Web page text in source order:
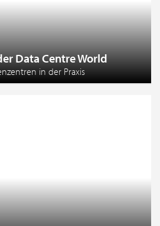
Data Centre World
in der Praxis